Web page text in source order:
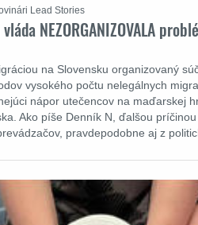
NEZORGANIZOVALA
na Slovensku organizovaný
vysokého počtu nelegálnych
nápor utečencov na maďarskej
Ako píše Denník N, ďalšou
pravdepodobne aj z
Lead Stories